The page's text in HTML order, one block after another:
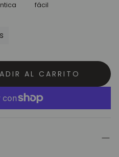
fácil
AL CARRITO